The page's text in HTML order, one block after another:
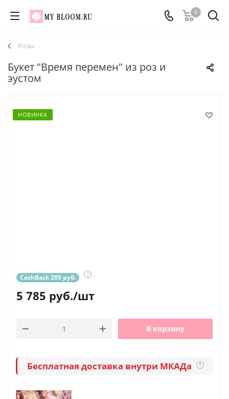
0
Розы
Букет "Время перемен" из роз и
эустом
НОВИНКА
CashBack 289 руб. ?
5 785 руб./шт
В корзину
Бесплатная доставка внутри МКАДа ?